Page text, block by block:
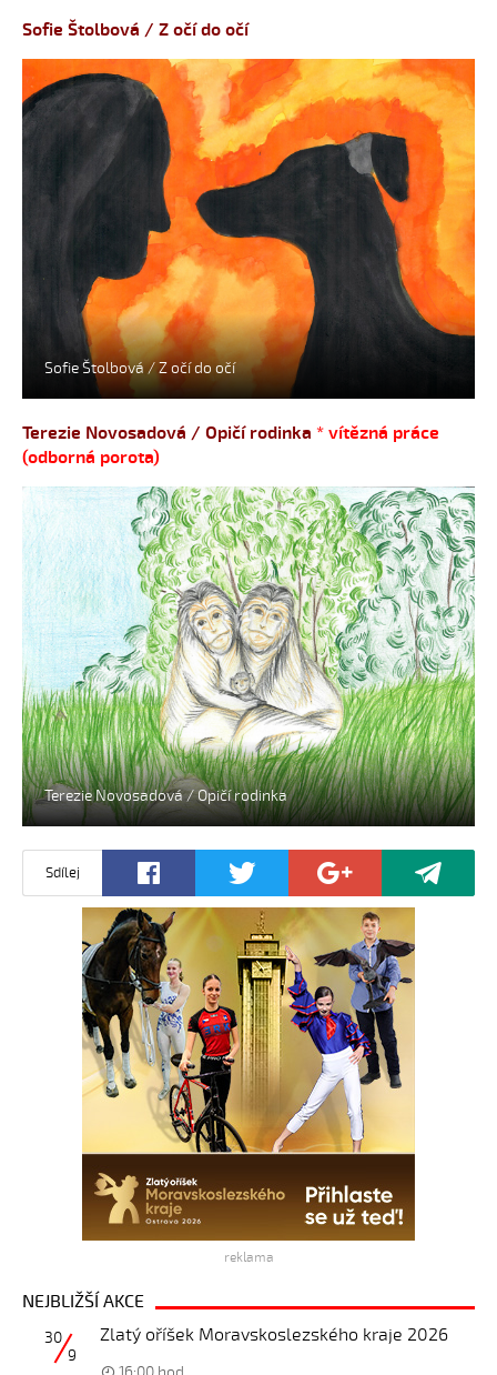
Sofie Štolbová / Z očí do očí
Sofie Štolbová / Z očí do očí
Terezie Novosadová / Opičí rodinka * vítězná práce
(odborná porota)
Terezie Novosadová / Opičí rodinka
Sdílej
reklama
NEJBLIŽŠÍ AKCE
Zlatý oříšek Moravskoslezského kraje 2026
30
9